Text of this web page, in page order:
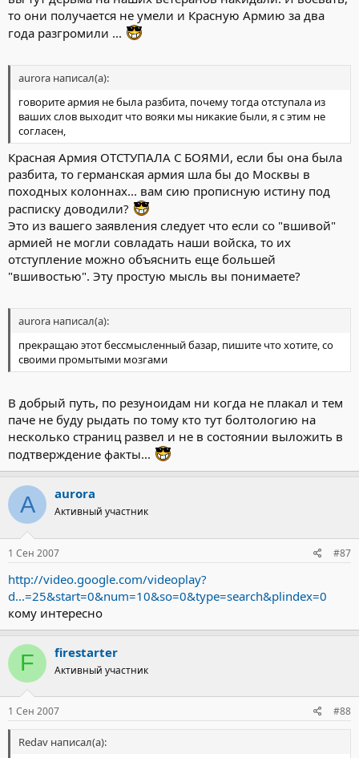
то они получается не умели и Красную Армию за два
года разгромили ...
aurora написал(а):
говорите армия не была разбита, почему тогда отступала из
ваших слов выходит что вояки мы никакие были, я с этим не
согласен,
Красная Армия ОТСТУПАЛА С БОЯМИ, если бы она была
разбита, то германская армия шла бы до Москвы в
походных колоннах... вам сию прописную истину под
расписку доводили?
Это из вашего заявления следует что если со "вшивой"
армией не могли совладать наши войска, то их
отступление можно объяснить еще большей
"вшивостью". Эту простую мысль вы понимаете?
aurora написал(а):
прекращаю этот бессмысленный базар, пишите что хотите, со
своими промытыми мозгами
В добрый путь, по резуноидам ни когда не плакал и тем
паче не буду рыдать по тому кто тут болтологию на
несколько страниц развел и не в состоянии выложить в
подтверждение факты...
A aurora
Активный участник
1 Сен 2007 #87
http://video.google.com/videoplay?
d...=25&start=0&num=10&so=0&type=search&plindex=0
кому интересно
F firestarter
Активный участник
1 Сен 2007 #88
Redav написал(а):